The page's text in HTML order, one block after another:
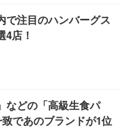
で注目のハンバーグス
店！
などの「高級生食パ
であのブランドが1位